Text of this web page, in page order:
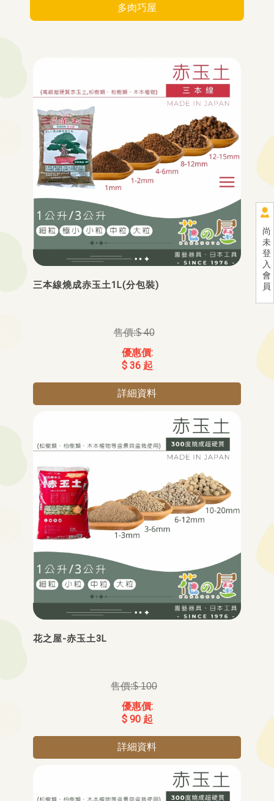
尚
未
登
入
會
員
多肉巧屋
三本線燒成赤玉土1L(分包裝)
$ 40
$ 36 起
詳細資料
花之屋-赤玉土3L
$ 100
$ 90 起
詳細資料